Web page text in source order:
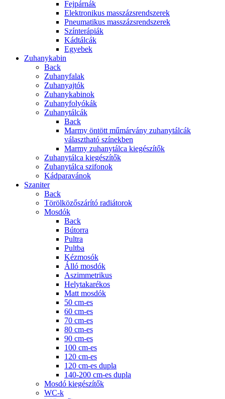
Fejpárnák
Elektronikus masszázsrendszerek
Pneumatikus masszázsrendszerek
Színterápiák
Kádtálcák
Egyebek
Zuhanykabin
Back
Zuhanyfalak
Zuhanyajtók
Zuhanykabinok
Zuhanyfolyókák
Zuhanytálcák
Back
Marmy öntött műmárvány zuhanytálcák
választható színekben
Marmy zuhanytálca kiegészítők
Zuhanytálca kiegészítők
Zuhanytálca szifonok
Kádparavánok
Szaniter
Back
Törölközőszárító radiátorok
Mosdók
Back
Bútorra
Pultra
Pultba
Kézmosók
Álló mosdók
Aszimmetrikus
Helytakarékos
Matt mosdók
50 cm-es
60 cm-es
70 cm-es
80 cm-es
90 cm-es
100 cm-es
120 cm-es
120 cm-es dupla
140-200 cm-es dupla
Mosdó kiegészítők
WC-k